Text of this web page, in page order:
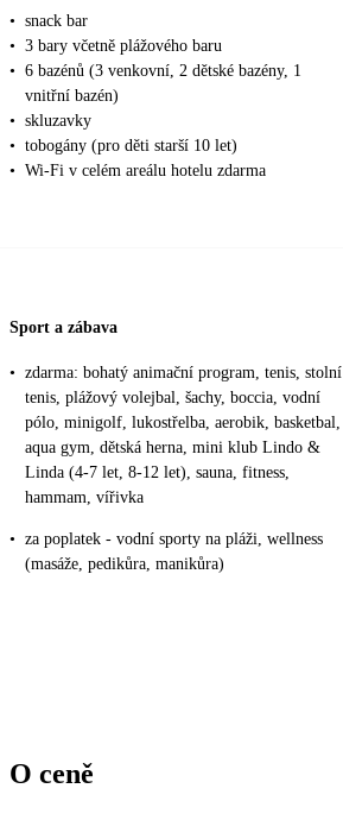
• snack bar
• 3 bary včetně plážového baru
• 6 bazénů (3 venkovní, 2 dětské bazény, 1
vnitřní bazén)
• skluzavky
• tobogány (pro děti starší 10 let)
• Wi-Fi v celém areálu hotelu zdarma
Sport a zábava
• zdarma: bohatý animační program, tenis, stolní
tenis, plážový volejbal, šachy, boccia, vodní
pólo, minigolf, lukostřelba, aerobik, basketbal,
aqua gym, dětská herna, mini klub Lindo &
Linda (4-7 let, 8-12 let), sauna, fitness,
hammam, vířivka
• za poplatek - vodní sporty na pláži, wellness
(masáže, pedikůra, manikůra)
O ceně